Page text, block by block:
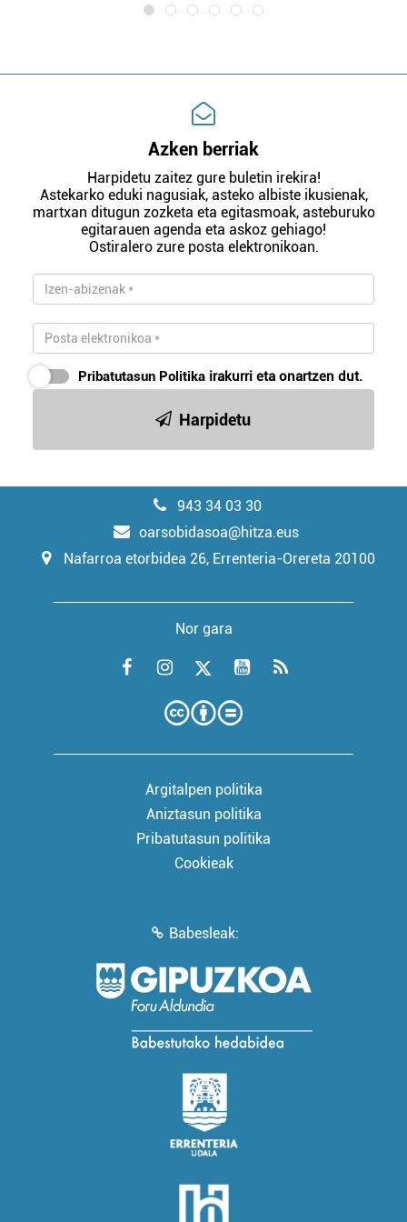
Azken berriak
Harpidetu zaitez gure buletin irekira!
Astekarko eduki nagusiak, asteko albiste ikusienak,
martxan ditugun zozketa eta egitasmoak, asteburuko
egitarauen agenda eta askoz gehiago!
Ostiralero zure posta elektronikoan.
Pribatutasun Politika irakurri eta onartzen dut.
Harpidetu
943 34 03 30
oarsobidasoa@hitza.eus
Nafarroa etorbidea 26, Errenteria-Orereta 20100
Nor gara
Argitalpen politika
Aniztasun politika
Pribatutasun politika
Cookieak
Babesleak: